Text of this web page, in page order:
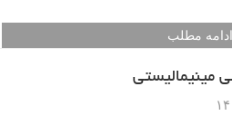
ادامه مطلب